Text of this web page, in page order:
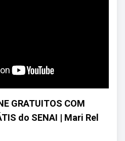
GRATUITOS COM
do SENAI | Mari Rel